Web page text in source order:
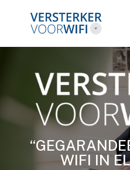
WIFI IN